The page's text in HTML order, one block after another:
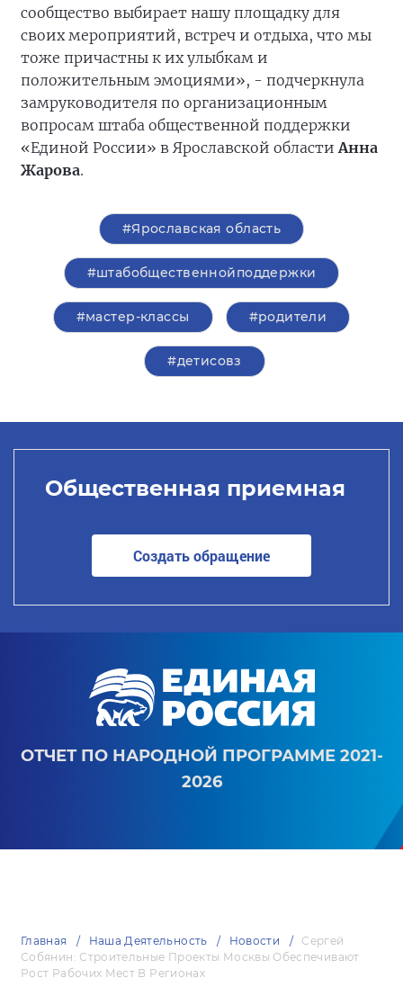
сообщество выбирает нашу площадку для
своих мероприятий, встреч и отдыха, что мы
тоже причастны к их улыбкам и
положительным эмоциями», - подчеркнула
замруководителя по организационным
вопросам штаба общественной поддержки
«Единой России» в Ярославской области Анна
Жарова.
#Ярославская область
#штабобщественнойподдержки
#мастер-классы #родители
#детисовз
Общественная приемная
Создать обращение
ОТЧЕТ ПО НАРОДНОЙ ПРОГРАММЕ 2021-
2026
Главная Наша Деятельность Новости
Сергей
Собянин: Строительные Проекты Москвы Обеспечивают
Рост Рабочих Мест В Регионах